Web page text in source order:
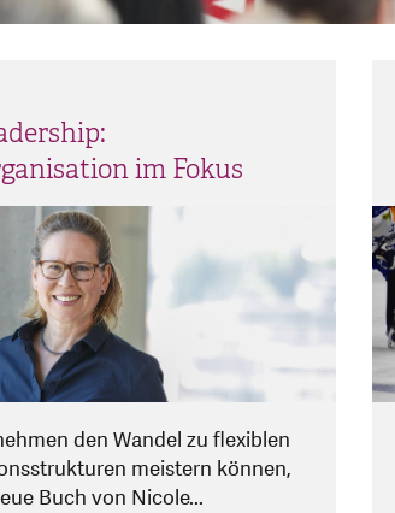
im Fokus
den Wandel zu flexiblen
meistern können,
Buch von Nicole...